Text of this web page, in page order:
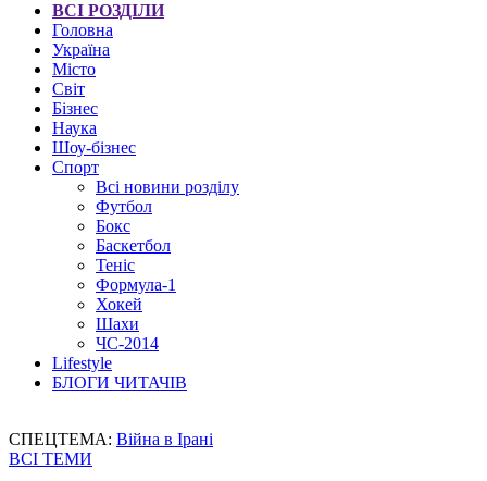
ВСІ РОЗДІЛИ
Головна
Україна
Місто
Світ
Бізнес
Наука
Шоу-бізнес
Спорт
Всі новини розділу
Футбол
Бокс
Баскетбол
Теніс
Формула-1
Хокей
Шахи
ЧС-2014
Lifestyle
БЛОГИ ЧИТАЧІВ
СПЕЦТЕМА: Війна в Ірані
ВСІ ТЕМИ